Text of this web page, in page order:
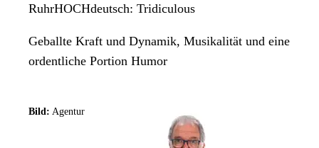
RuhrHOCHdeutsch: Tridiculous
Geballte Kraft und Dynamik, Musikalität und eine
ordentliche Portion Humor
Bild: Agentur